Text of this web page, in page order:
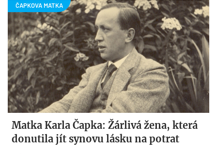
Matka Karla Čapka: Žárlivá žena, která
donutila jít synovu lásku na potrat